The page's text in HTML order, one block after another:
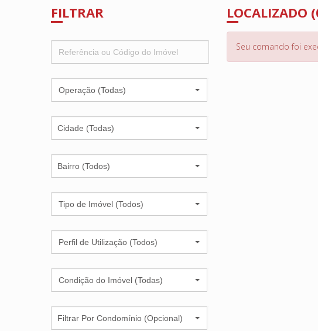
FILTRAR
Operação (Todas)
Cidade (Todas)
Bairro (Todos)
Tipo de Imóvel (Todos)
Perfil de Utilização (Todos)
Condição do Imóvel (Todas)
Filtrar Por Condomínio (Opcional)
LOCALIZADO
Seu comando foi